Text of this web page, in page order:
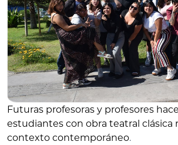
Futuras profesoras y profesores
estudiantes con obra teatral clásica
contexto contemporáneo.